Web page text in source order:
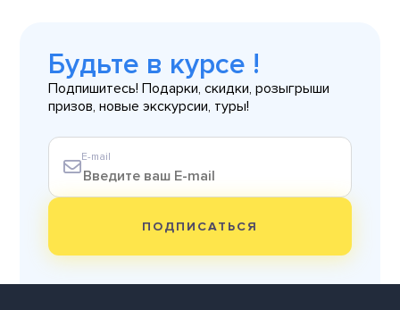
Будьте в курсе !
Подпишитесь! Подарки, скидки, розыгрыши
призов, новые экскурсии, туры!
E-mail
ПОДПИСАТЬСЯ